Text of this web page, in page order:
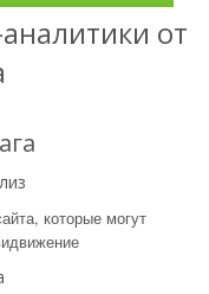
от
которые могут